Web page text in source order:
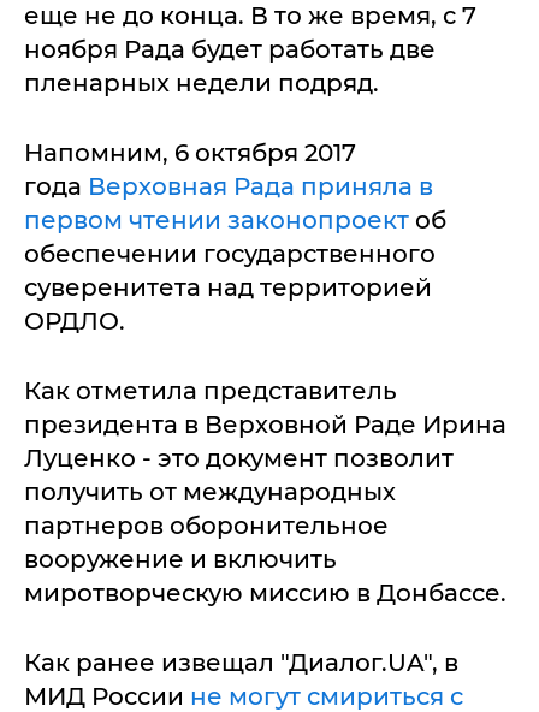
еще не до конца. В то же время, с 7
ноября Рада будет работать две
пленарных недели подряд.
Напомним, 6 октября 2017
года Верховная Рада приняла в
первом чтении законопроект об
обеспечении государственного
суверенитета над территорией
ОРДЛО.
Как отметила представитель
президента в Верховной Раде Ирина
Луценко - это документ позволит
получить от международных
партнеров оборонительное
вооружение и включить
миротворческую миссию в Донбассе.
Как ранее извещал "Диалог.UA", в
МИД России не могут смириться с